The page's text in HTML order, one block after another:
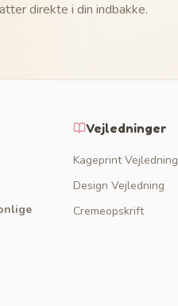
direkte i din indbakke.
Vejledninger
Kageprint Vejledning
Design Vejledning
Cremeopskrift